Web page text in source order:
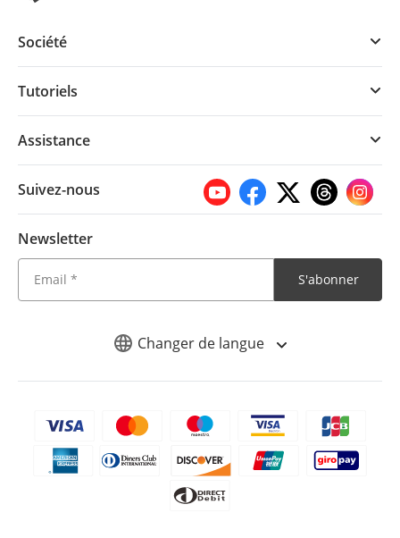
Changer de langue
Société
Tutoriels
Assistance
Suivez-nous
Newsletter
S'abonner